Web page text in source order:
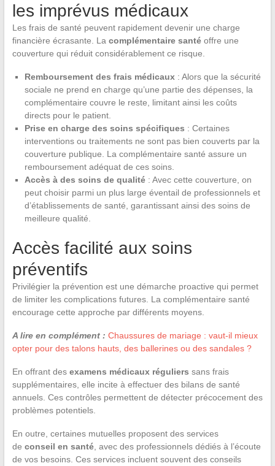
les imprévus médicaux
Les frais de santé peuvent rapidement devenir une charge
financière écrasante. La complémentaire santéoffre une
couverture qui réduit considérablement ce risque.
Remboursement des frais médicaux: Alors que la sécurité
sociale ne prend en charge qu’une partie des dépenses, la
complémentaire couvre le reste, limitant ainsi les coûts
directs pour le patient.
Prise en charge des soins spécifiques : Certaines
interventions ou traitements ne sont pas bien couverts par la
couverture publique. La complémentaire santé assure un
remboursement adéquat de ces soins.
Accès à des soins de qualité: Avec cette couverture, on
peut choisir parmi un plus large éventail de professionnels et
d’établissements de santé, garantissant ainsi des soins de
meilleure qualité.
Accès facilité aux soins
préventifs
Privilégier la prévention est une démarche proactive qui permet
de limiter les complications futures. La complémentaire santé
encourage cette approche par différents moyens.
A lire en complément : Chaussures de mariage : vaut-il mieux
opter pour des talons hauts, des ballerines ou des sandales ?
En offrant des examens médicaux réguliers sans frais
supplémentaires, elle incite à effectuer des bilans de santé
annuels. Ces contrôles permettent de détecter précocement des
problèmes potentiels.
En outre, certaines mutuelles proposent des services
de conseil en santé, avec des professionnels dédiés à l’écoute
de vos besoins. Ces services incluent souvent des conseils